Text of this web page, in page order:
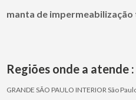
manta de impermeabilização
Regiões onde a atende :
GRANDE SÃO PAULO INTERIORSão